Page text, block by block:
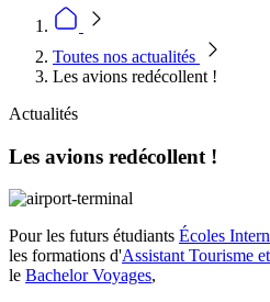
Toutes nos actualités
Les avions redécollent !
Actualités
Les avions redécollent !
Pour les futurs étudiants Écoles
les formations d'Assistant Tourisme
le Bachelor Voyages,